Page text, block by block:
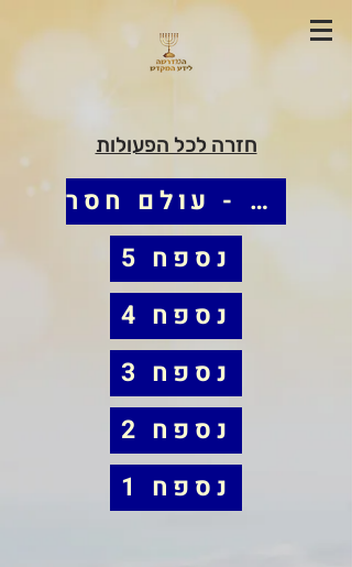
חזרה לכל הפעולות
הפעולה - עולם חסר
נספח 5
נספח 4
נספח 3
נספח 2
נספח 1